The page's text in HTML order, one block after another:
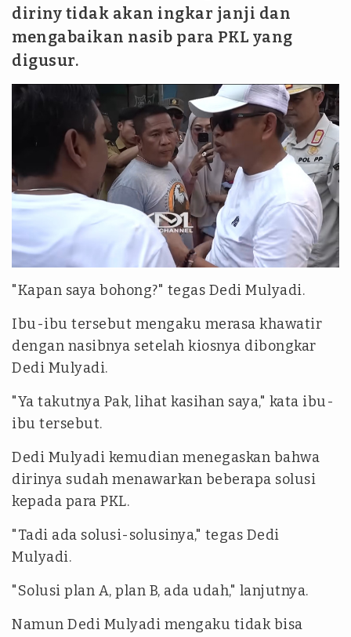
diriny tidak akan ingkar janji dan
mengabaikan nasib para PKL yang
digusur.
"Kapan saya bohong?" tegas Dedi Mulyadi.
Ibu-ibu tersebut mengaku merasa khawatir
dengan nasibnya setelah kiosnya dibongkar
Dedi Mulyadi.
"Ya takutnya Pak, lihat kasihan saya," kata ibu-
ibu tersebut.
Dedi Mulyadi kemudian menegaskan bahwa
dirinya sudah menawarkan beberapa solusi
kepada para PKL.
"Tadi ada solusi-solusinya," tegas Dedi
Mulyadi.
"Solusi plan A, plan B, ada udah," lanjutnya.
Namun Dedi Mulyadi mengaku tidak bisa